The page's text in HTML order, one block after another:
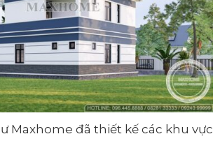
Maxhome đã thiết kế các khu vực